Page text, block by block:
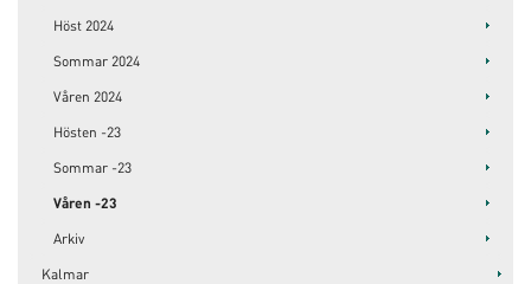
Höst 2024
Sommar 2024
Våren 2024
Hösten -23
Sommar -23
Våren -23
Arkiv
Kalmar